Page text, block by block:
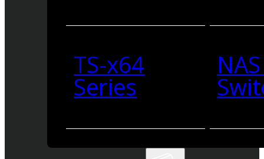
TS-x64
Series